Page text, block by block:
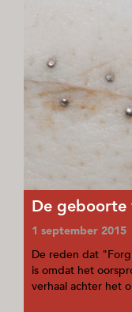
De geboorte
1 september
De reden dat
is omdat het
verhaal achter het